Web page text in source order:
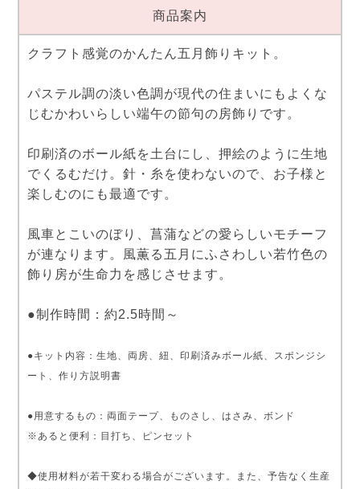
商品案内
クラフト感覚のかんたん五月飾りキット。
パステル調の淡い色調が現代の住まいにもよくな
じむかわいらしい端午の節句の房飾りです。
印刷済のボール紙を土台にし、押絵のように生地
でくるむだけ。針・糸を使わないので、お子様と
楽しむのにも最適です。
風車とこいのぼり、菖蒲などの愛らしいモチーフ
が連なります。風薫る五月にふさわしい若竹色の
飾り房が生命力を感じさせます。
●制作時間：約2.5時間～
●キット内容：生地、両房、紐、印刷済みボール紙、スポンジシ
ート、作り方説明書
●用意するもの：両面テープ、ものさし、はさみ、ボンド
※あると便利：目打ち、ピンセット
◆使用材料が若干変わる場合がございます。また、予告なく生産